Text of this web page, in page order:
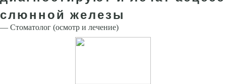
слюнной железы
— Стоматолог (осмотр и лечение)